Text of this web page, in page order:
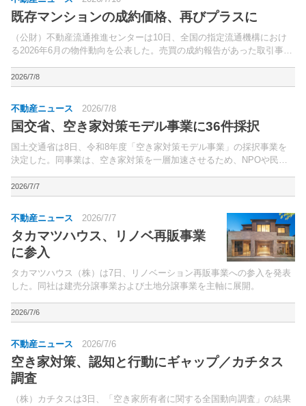
既存マンションの成約価格、再びプラスに
（公財）不動産流通推進センターは10日、全国の指定流通機構におけ
る2026年6月の物件動向を公表した。売買の成約報告があった取引事例
2026/7/8
不動産ニュース 2026/7/8
国交省、空き家対策モデル事業に36件採択
国土交通省は8日、令和8年度「空き家対策モデル事業」の採択事業を
決定した。同事業は、空き家対策を一層加速させるため、NPOや民間
全国に展開するもの。
2026/7/7
不動産ニュース 2026/7/7
タカマツハウス、リノベ再販事業
に参入
タカマツハウス（株）は7日、リノベーション再販事業への参入を発表
した。同社は建売分譲事業および土地分譲事業を主軸に展開。
2026/7/6
不動産ニュース 2026/7/6
空き家対策、認知と行動にギャップ／カチタス
調査
（株）カチタスは3日、「空き家所有者に関する全国動向調査」の結果